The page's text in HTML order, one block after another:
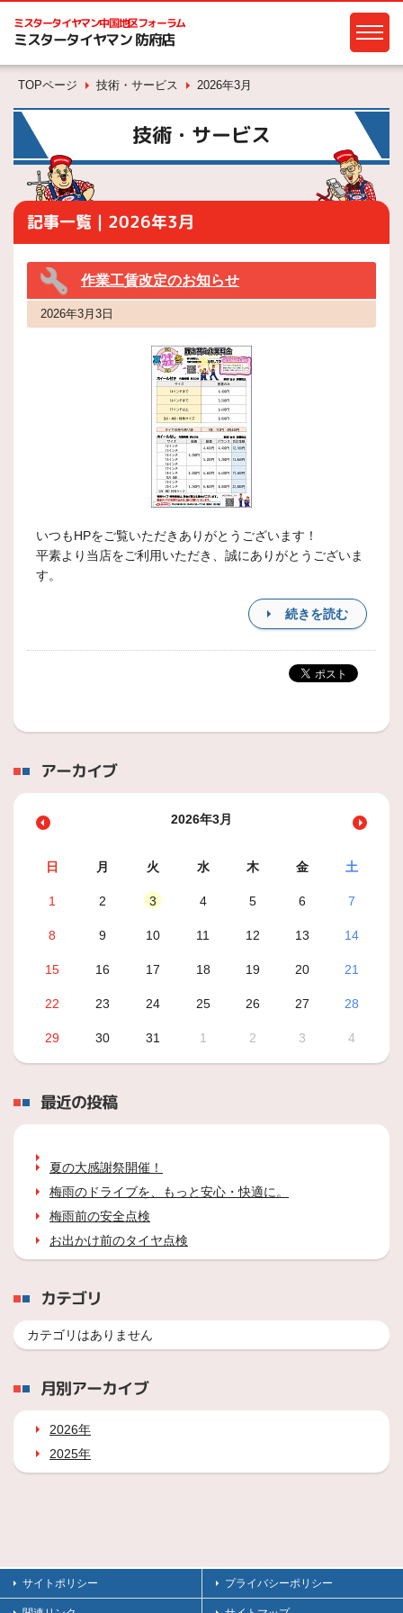
ミスタータイヤマン中国地区フォーラム
ミスタータイヤマン 防府店
TOPページ 技術・サービス 2026年3月
技術・サービス
記事一覧｜2026年3月
作業工賃改定のお知らせ
2026年3月3日
いつもHPをご覧いただきありがとうございます！
平素より当店をご利用いただき、誠にありがとうございま
す。
続きを読む
アーカイブ
2026年3月
日 月 火 水 木 金 土
1 2 3 4 5 6 7
8 9 10 11 12 13 14
15 16 17 18 19 20 21
22 23 24 25 26 27 28
29 30 31 1 2 3 4
最近の投稿
夏の大感謝祭開催！
梅雨のドライブを、もっと安心・快適に。
梅雨前の安全点検
お出かけ前のタイヤ点検
カテゴリ
カテゴリはありません
月別アーカイブ
2026年
2025年
サイトポリシー プライバシーポリシー